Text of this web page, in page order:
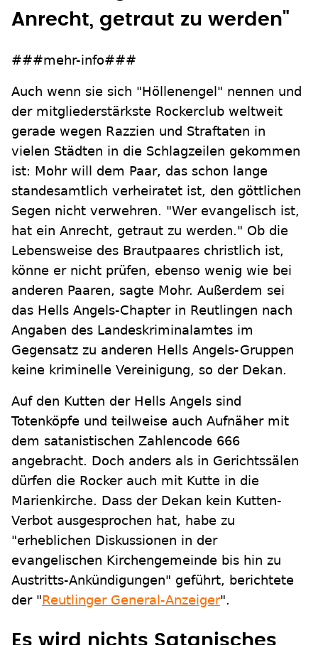
Anrecht, getraut zu werden"
###mehr-info###
Auch wenn sie sich "Höllenengel" nennen und
der mitgliederstärkste Rockerclub weltweit
gerade wegen Razzien und Straftaten in
vielen Städten in die Schlagzeilen gekommen
ist: Mohr will dem Paar, das schon lange
standesamtlich verheiratet ist, den göttlichen
Segen nicht verwehren. "Wer evangelisch ist,
hat ein Anrecht, getraut zu werden." Ob die
Lebensweise des Brautpaares christlich ist,
könne er nicht prüfen, ebenso wenig wie bei
anderen Paaren, sagte Mohr. Außerdem sei
das Hells Angels-Chapter in Reutlingen nach
Angaben des Landeskriminalamtes im
Gegensatz zu anderen Hells Angels-Gruppen
keine kriminelle Vereinigung, so der Dekan.
Auf den Kutten der Hells Angels sind
Totenköpfe und teilweise auch Aufnäher mit
dem satanistischen Zahlencode 666
angebracht. Doch anders als in Gerichtssälen
dürfen die Rocker auch mit Kutte in die
Marienkirche. Dass der Dekan kein Kutten-
Verbot ausgesprochen hat, habe zu
"erheblichen Diskussionen in der
evangelischen Kirchengemeinde bis hin zu
Austritts-Ankündigungen" geführt, berichtete
der "Reutlinger General-Anzeiger".
Es wird nichts Satanisches